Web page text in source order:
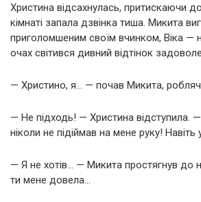
Христина відсахнулась, притискаючи
кімнаті запала дзвінка тиша. Микита
приголомшеним своїм вчинком, Віка —
очах світився дивний відтінок
— Христино, я… — почав Микита,
— Не підходь! — Христина відступила.
ніколи не підіймав на мене руку! Навіть
— Я не хотів… — Микита простягнув до
ти мене довела…